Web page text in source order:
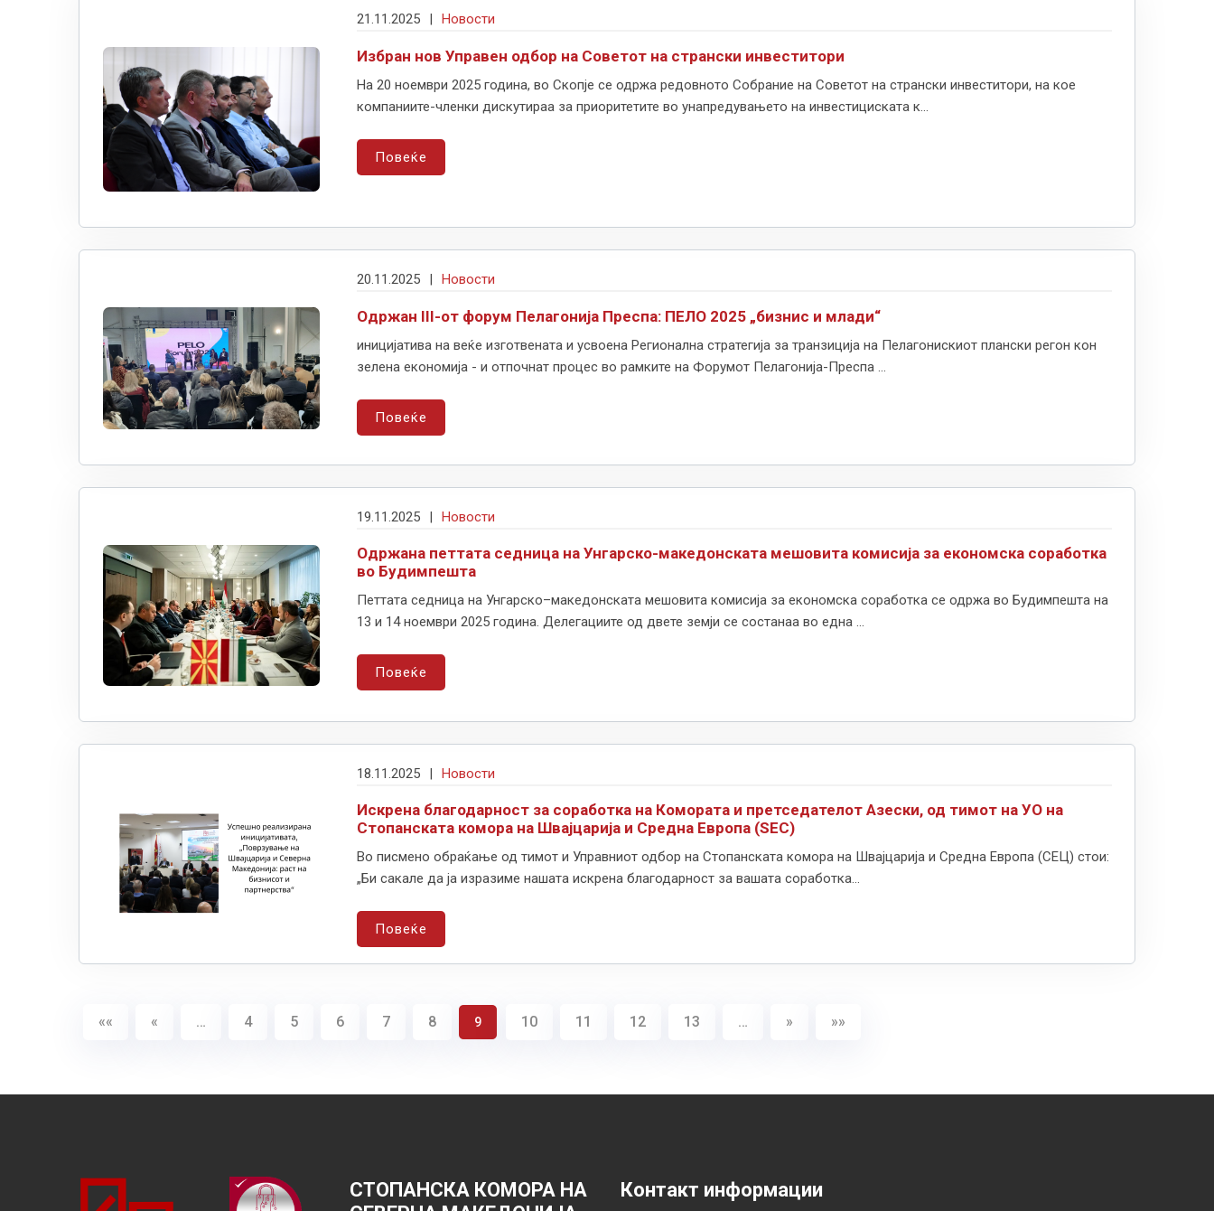
21.11.2025 | Новости
Избран нов Управен одбор на Советот на странски инвеститори
На 20 ноември 2025 година, во Скопје се одржа редовното Собрание на Советот на странски инвеститори, на кое
компаниите-членки дискутираа за приоритетите во унапредувањето на инвестициската к...
Повеќе
20.11.2025 | Новости
Одржан III-от форум Пелагонија Преспа: ПЕЛО 2025 „бизнис и млади“
иницијатива на веќе изготвената и усвоена Регионална стратегија за транзиција на Пелагонискиот плански регон кон
зелена економија - и отпочнат процес во рамките на Форумот Пелагонија-Преспа ...
Повеќе
19.11.2025 | Новости
Одржана петтата седница на Унгарско-македонската мешовита комисија за економска соработка
во Будимпешта
Петтата седница на Унгарско–македонската мешовита комисија за економска соработка се одржа во Будимпешта на
13 и 14 ноември 2025 година. Делегациите од двете земји се состанаа во една ...
Повеќе
18.11.2025 | Новости
Искрена благодарност за соработка на Комората и претседателот Азески, од тимот на УО на
Стопанската комора на Швајцарија и Средна Европа (SEC)
Во писмено обраќање од тимот и Управниот одбор на Стопанската комора на Швајцарија и Средна Европа (СЕЦ) стои:
„Би сакале да ја изразиме нашата искрена благодарност за вашата соработка...
Повеќе
«« « … 4 5 6 7 8 9 10 11 12 13 … » »»
СТОПАНСКА КОМОРА НА
Контакт информации